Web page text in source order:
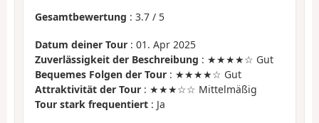
Gesamtbewertung : 3.7 / 5
Datum deiner Tour : 01. Apr 2025
Zuverlässigkeit der Beschreibung : ★★★★☆ Gut
Bequemes Folgen der Tour : ★★★★☆ Gut
Attraktivität der Tour : ★★★☆☆ Mittelmäßig
Tour stark frequentiert : Ja